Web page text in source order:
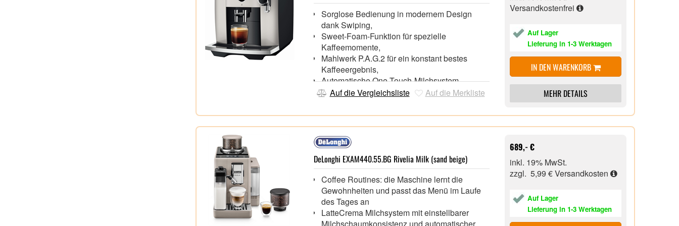
pulver,
Möglichkeit zur Auswahl der “x2” Funktion , für
einen doppelten Espresso
Mahlgrad individuell einstellbar (13 stufig),
Sorglose Bedienung in modernem Design
dank Swiping,
Sweet-Foam-Funktion für spezielle
Kaffeemomente,
Mahlwerk P.A.G.2 für ein konstant bestes
Kaffeeergebnis,
Automatische One-Touch-Milchsystem-
Reinigung für maximale Hygiene
Auf die Vergleichsliste Auf die Merkliste
Versandkostenfrei
Auf Lager
Lieferung in 1-3 Werktagen
IN DEN WARENKORB
MEHR DETAILS
DeLonghi EXAM440.55.BG Rivelia Milk (sand beige)
Coffee Routines: die Maschine lernt die
Gewohnheiten und passt das Menü im Laufe
des Tages an
LatteCrema Milchsystem mit einstellbarer
689,- €
inkl. 19% MwSt.
zzgl. 5,99 €Versandkosten
Auf Lager
Lieferung in 1-3 Werktagen